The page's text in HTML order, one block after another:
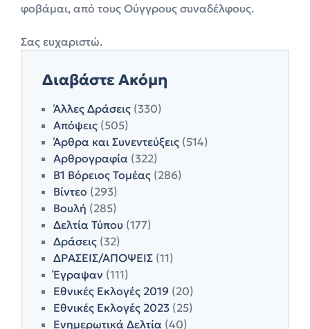
φοβάμαι, από τους Ούγγρους συναδέλφους.
Σας ευχαριστώ.
Διαβάστε Ακόμη
Άλλες Δράσεις (330)
Απόψεις (505)
Άρθρα και Συνεντεύξεις (514)
Αρθρογραφία (322)
Β1 Βόρειος Τομέας (286)
Βίντεο (293)
Βουλή (285)
Δελτία Τύπου (177)
Δράσεις (32)
ΔΡΑΣΕΙΣ/ΑΠΟΨΕΙΣ (11)
Έγραψαν (111)
Εθνικές Εκλογές 2019 (20)
Εθνικές Εκλογές 2023 (25)
Ενημερωτικά Δελτία (40)